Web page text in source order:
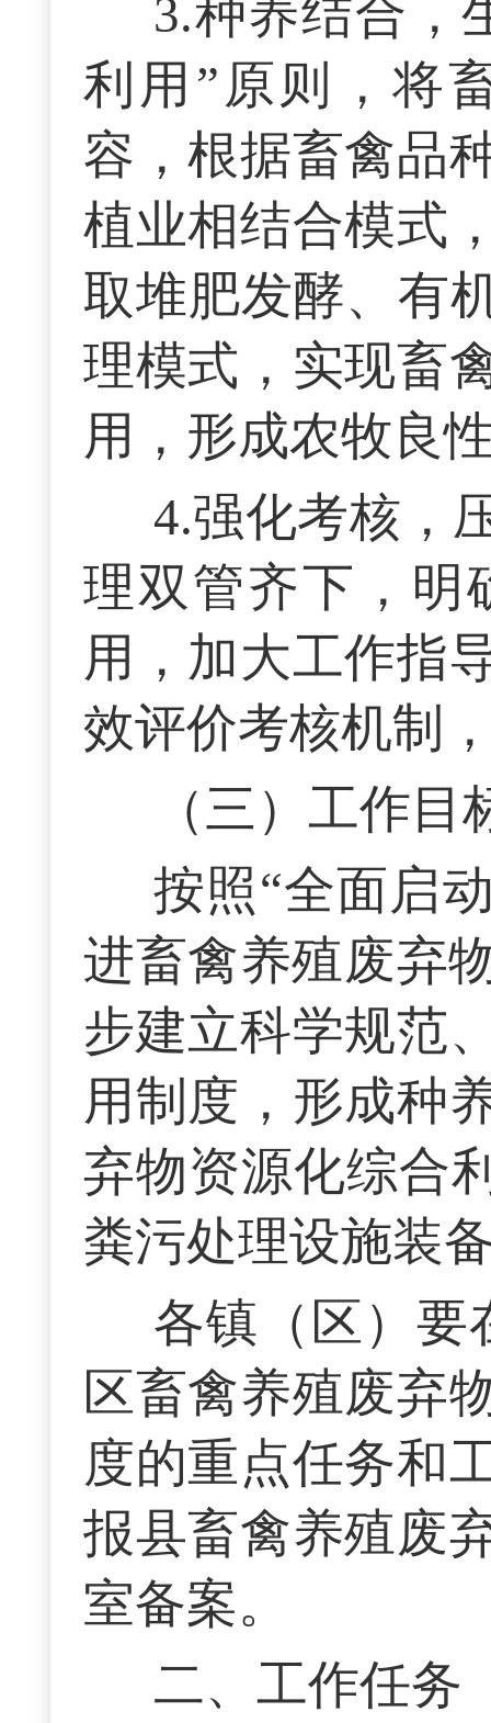
3.种养结合，
利用”原则，将
容，根据畜禽品
植业相结合模式
取堆肥发酵、有
理模式，实现畜
用，形成农牧良
4.强化考核，
理双管齐下，明
用，加大工作指
效评价考核机制
（三）工作目
按照“全面启
进畜禽养殖废弃
步建立科学规范
用制度，形成种
弃物资源化综合
粪污处理设施装
各镇（区）要
区畜禽养殖废弃
度的重点任务和
报县畜禽养殖废
室备案。
二、工作任务